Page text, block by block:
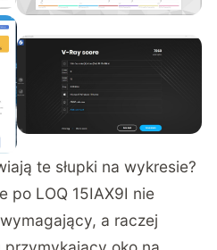
te słupki na wykresie?
po LOQ 15IAX9I nie
a raczej